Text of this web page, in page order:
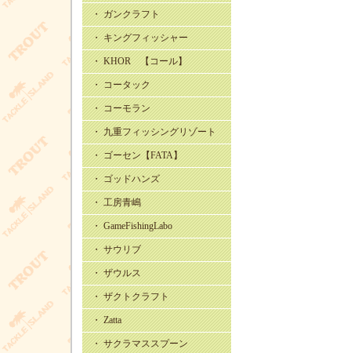
・ ガンクラフト
・ キングフィッシャー
・ KHOR 【コール】
・ コータック
・ コーモラン
・ 九重フィッシングリゾート
・ ゴーセン【FATA】
・ ゴッドハンズ
・ 工房青嶋
・ GameFishingLabo
・ サウリブ
・ ザウルス
・ ザクトクラフト
・ Zatta
・ サクラマススプーン